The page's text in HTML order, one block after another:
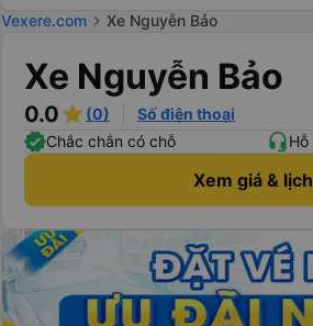
Vexere.com chevron_right Xe Nguyễn Bảo
Xe Nguyễn Bảo
0.0 (0)
Số điện thoại
Chắc chắn có chỗ
Xem giá &